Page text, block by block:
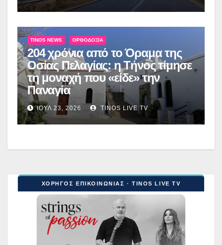
TINOS NEWS ΟΡΘΟΔΟΞΊΑ
204 χρόνια από το Όραμα της
Οσίας Πελαγίας: η Τήνος τίμησε
τη μοναχή που «είδε» την
Παναγία
ΙΟΎΛ 23, 2026 TINOS LIVE TV
ΧΟΡΗΓΟΣ ΕΠΙΚΟΙΝΩΝΙΑΣ · TINOS LIVE TV